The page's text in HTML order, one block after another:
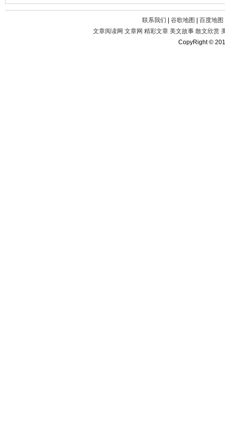
联系我们 谷歌地图 百度地图
文章阅读网 文章网 精彩文章 美文故事 散文欣赏
CopyRight ©